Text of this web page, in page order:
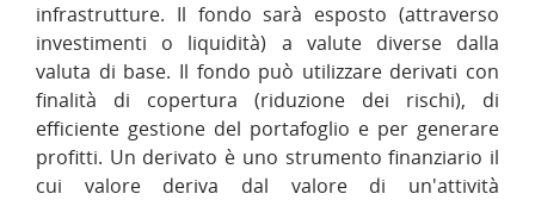
infrastrutture. Il fondo sarà esposto (attraverso
investimenti o liquidità) a valute diverse dalla
valuta di base. Il fondo può utilizzare derivati con
finalità di copertura (riduzione dei rischi), di
efficiente gestione del portafoglio e per generare
profitti. Un derivato è uno strumento finanziario il
cui valore deriva dal valore di un'attività